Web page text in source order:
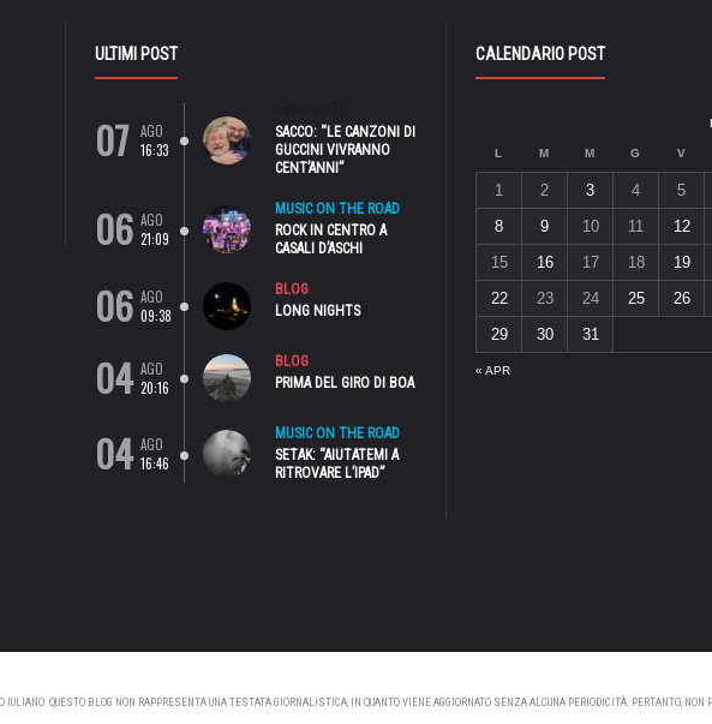
ULTIMI POST
07
AGO
16:33
SACCO: “LE CANZONI DI
GUCCINI VIVRANNO
CENT’ANNI”
06 AGO
21:09
MUSIC ON THE ROAD
ROCK IN CENTRO A
CASALI D’ASCHI
06 AGO
09:38
BLOG
LONG NIGHTS
04 AGO
20:16
BLOG
PRIMA DEL GIRO DI BOA
04 AGO
16:46
MUSIC ON THE ROAD
SETAK: “AIUTATEMI A
RITROVARE L’IPAD”
CALENDARIO POST
L M M G V
« APR
1 2 3 4 5
8
9 10 11 12
15
16 17 18 19
22
23 24 25 26
29
30 31
QUESTO BLOG NON RAPPRESENTA UNA TESTATA GIORNALISTICA, IN QUANTO VIENE AGGIORNATO SENZA ALCUNA PERIODICITÀ. PERTANTO,